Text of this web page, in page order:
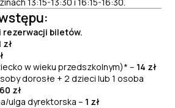
rezerwacji biletów.
zł
w wieku przedszkolnym)* – 14 zł
dorosłe + 2 dzieci lub 1 osoba
60 zł
ulga dyrektorska – 1 zł